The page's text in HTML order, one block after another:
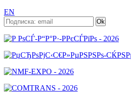
EN